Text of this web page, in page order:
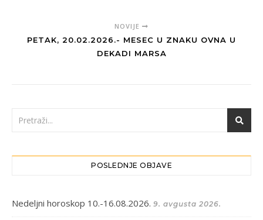
NOVIJE
PETAK, 20.02.2026.- MESEC U ZNAKU OVNA U
DEKADI MARSA
POSLEDNJE OBJAVE
Nedeljni horoskop 10.-16.08.2026. 9. avgusta 2026.